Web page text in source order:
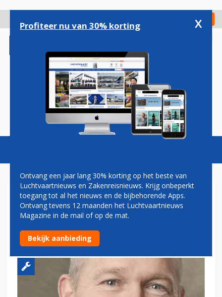
gaan
Check in
Magazine Podcasts Vacatures
TOPMAN BOEING ERKENT
PRODUCTIEFOUTEN 737 MAX
9
Profiteer nu van 30% korting x
Ontvang een jaar lang 30% korting op het beste van
Luchtvaartnieuws en Zakenreisnieuws. Krijg onbeperkt
toegang tot al het nieuws en de bijbehorende Apps.
Ontvang tevens 12 maanden het Luchtvaartnieuws
Magazine in de mail of op de mat.
Bekijk aanbieding